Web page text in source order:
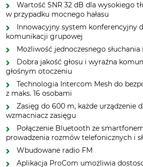
Wartość SNR 32 dB dla wysokiego
w przypadku mocnego hałasu
Innowacyjny system konferencyjny
komunikacji grupowej
Możliwość jednoczesnego
Dobra jakość głosu i wyraźna
głośnym otoczeniu
Technologia Intercom Mesh do
z maks. 16 osobami
Zasięg do 600 m, każde urządzenie
wzmacniacz zasięgu
Połączenie Bluetooth ze
prowadzenia rozmów telefonicznych i
Wbudowane radio FM
Aplikacja ProCom umożliwia